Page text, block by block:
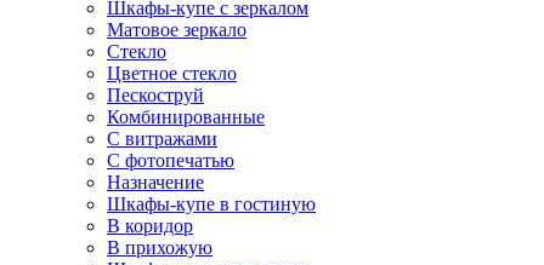
Шкафы-купе с зеркалом
Матовое зеркало
Стекло
Цветное стекло
Пескоструй
Комбинированные
С витражами
С фотопечатью
Назначение
Шкафы-купе в гостиную
В коридор
В прихожую